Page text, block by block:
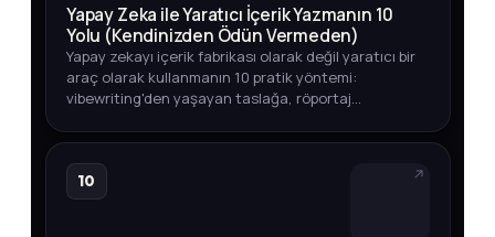
Yapay Zeka ile Yaratıcı İçerik Yazmanın 10
Yolu (Kendinizden Ödün Vermeden)
Yapay zekayı içerik fabrikası olarak değil yaratıcı bir
araç olarak kullanmanın 10 pratik yöntemi:
vibewriting'den yaşayan taslağa, röportaj
10